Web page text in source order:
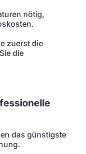
nötig,
zuerst die
die
das günstigste